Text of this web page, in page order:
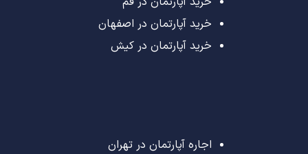
خرید آپارتمان در اصفهان
خرید آپارتمان در کیش
اجاره آپارتمان در تهران